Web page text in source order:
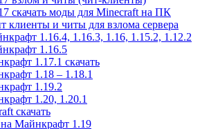
скачать моды для Minecraft на ПК
клиенты и читы для взлома сервера
1.16.4, 1.16.3, 1.16, 1.15.2, 1.12.2
1.16.5
1.17.1 скачать
1.18 – 1.18.1
1.19.2
1.20, 1.20.1
скачать
Майнкрафт 1.19